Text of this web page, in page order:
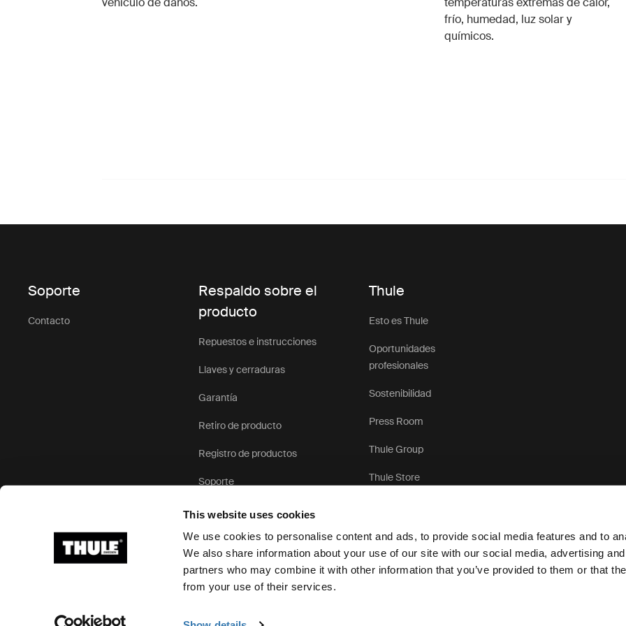
This website uses cookies
We use cookies to personalise content and ads, to provide social media features and to
We also share information about your use of our site with our social media, advertising
partners who may combine it with other information that you’ve provided to them or that
from your use of their services.
frío, humedad, luz solar y
químicos.
Soporte
Contacto
Respaldo sobre el
producto
Repuestos e instrucciones
Llaves y cerraduras
Garantía
Retiro de producto
Registro de productos
Soporte
Thule
Esto es Thule
Oportunidades
profesionales
Sostenibilidad
Press Room
Thule Group
Thule Store
Ⓒ 2026 Thule Group Todos los derechos reservados Aviso de privacidad